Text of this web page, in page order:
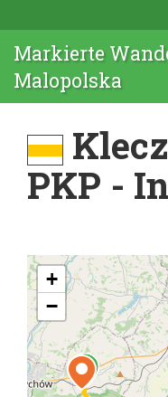
Markierte
Malopolska
PKP -
+
−